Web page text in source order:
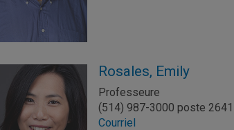
Rosales, Emily
Professeure
(514) 987-3000 poste 2641
Courriel